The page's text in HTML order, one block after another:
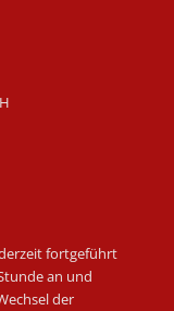
fortgeführt
an und
der